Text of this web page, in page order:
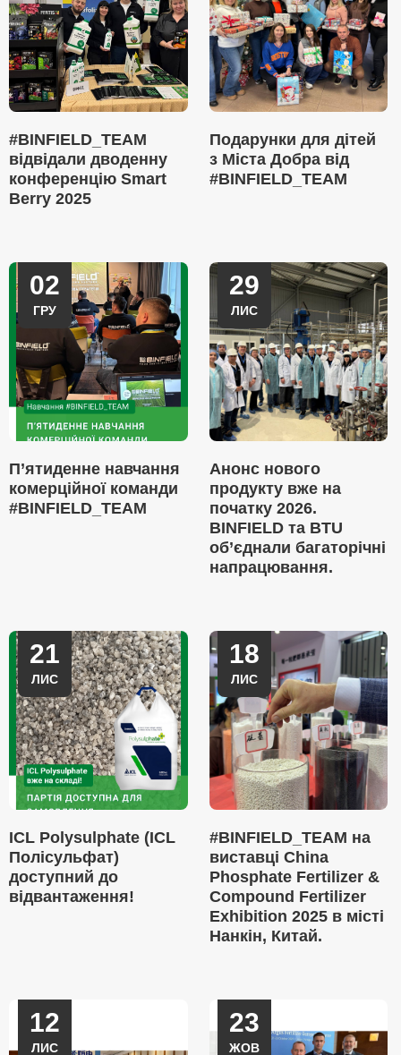
#BINFIELD_TEAM
відвідали дводенну
конференцію Smart
Berry 2025
Подарунки для дітей
з Міста Добра від
#BINFIELD_TEAM
02
ГРУ
П’ятиденне навчання
комерційної команди
#BINFIELD_TEAM
29
ЛИС
Анонс нового
продукту вже на
початку 2026.
BINFIELD та BTU
об’єднали багаторічні
напрацювання.
21
ЛИС
ICL Polysulphate (ICL
Полісульфат)
доступний до
відвантаження!
18
ЛИС
#BINFIELD_TEAM на
виставці China
Phosphate Fertilizer &
Compound Fertilizer
Exhibition 2025 в місті
Нанкін, Китай.
12
ЛИС
23
ЖОВ